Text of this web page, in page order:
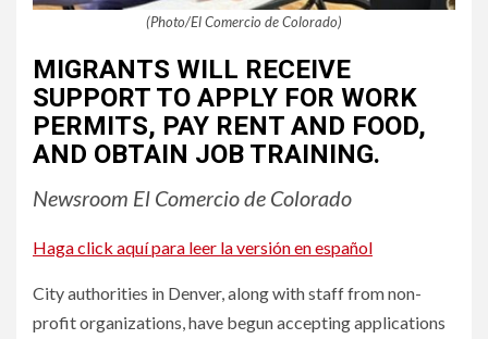
(Photo/El Comercio de Colorado)
MIGRANTS WILL RECEIVE
SUPPORT TO APPLY FOR WORK
PERMITS, PAY RENT AND FOOD,
AND OBTAIN JOB TRAINING.
Newsroom El Comercio de Colorado
Haga click aquí para leer la versión en español
City authorities in Denver, along with staff from non-
profit organizations, have begun accepting applications